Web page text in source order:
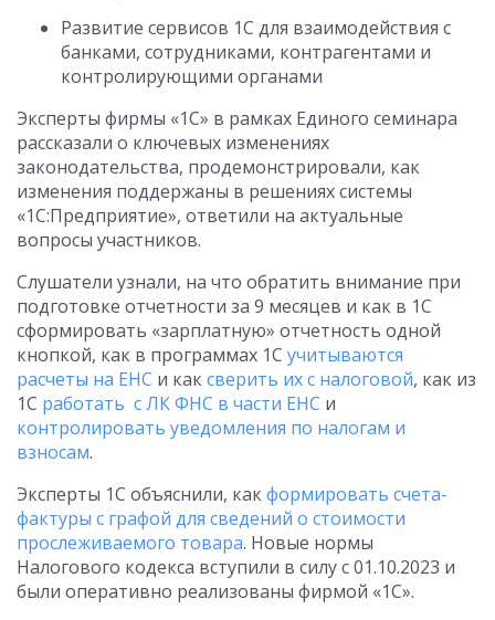
Развитие сервисов 1С для взаимодействия с
банками, сотрудниками, контрагентами и
контролирующими органами
Эксперты фирмы «1С» в рамках Единого семинара
рассказали о ключевых изменениях
законодательства, продемонстрировали, как
изменения поддержаны в решениях системы
«1С:Предприятие», ответили на актуальные
вопросы участников.
Слушатели узнали, на что обратить внимание при
подготовке отчетности за 9 месяцев и как в 1С
сформировать «зарплатную» отчетность одной
кнопкой, как в программах 1С учитываются
расчеты на ЕНС и каксверить их с налоговой, как из
1С работать с ЛК ФНС в части ЕНС и
контролировать уведомления по налогам и
взносам.
Эксперты 1С объяснили, какформировать счета-
фактуры с графой для сведений о стоимости
прослеживаемого товара. Новые нормы
Налогового кодекса вступили в силу с 01.10.2023 и
были оперативно реализованы фирмой «1С».